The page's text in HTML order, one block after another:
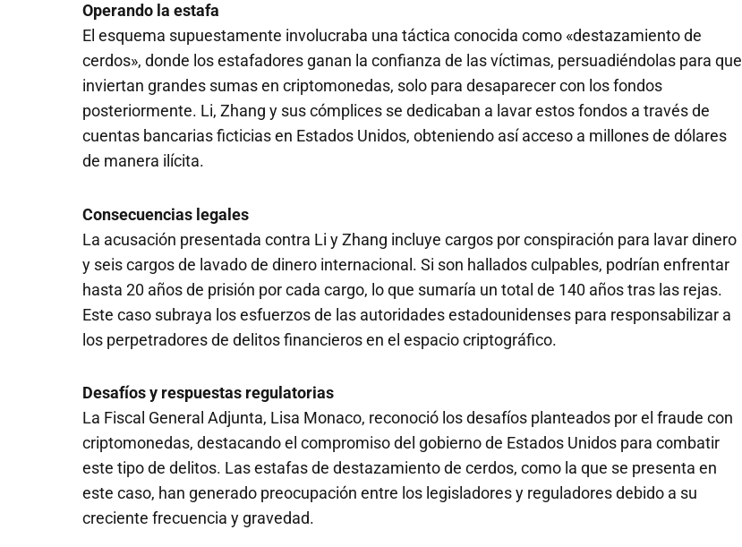
Operando la estafa
El esquema supuestamente involucraba una táctica conocida como «destazamiento de
cerdos», donde los estafadores ganan la confianza de las víctimas, persuadiéndolas para que
inviertan grandes sumas en criptomonedas, solo para desaparecer con los fondos
posteriormente. Li, Zhang y sus cómplices se dedicaban a lavar estos fondos a través de
cuentas bancarias ficticias en Estados Unidos, obteniendo así acceso a millones de dólares
de manera ilícita.
Consecuencias legales
La acusación presentada contra Li y Zhang incluye cargos por conspiración para lavar dinero
y seis cargos de lavado de dinero internacional. Si son hallados culpables, podrían enfrentar
hasta 20 años de prisión por cada cargo, lo que sumaría un total de 140 años tras las rejas.
Este caso subraya los esfuerzos de las autoridades estadounidenses para responsabilizar a
los perpetradores de delitos financieros en el espacio criptográfico.
Desafíos y respuestas regulatorias
La Fiscal General Adjunta, Lisa Monaco, reconoció los desafíos planteados por el fraude con
criptomonedas, destacando el compromiso del gobierno de Estados Unidos para combatir
este tipo de delitos. Las estafas de destazamiento de cerdos, como la que se presenta en
este caso, han generado preocupación entre los legisladores y reguladores debido a su
creciente frecuencia y gravedad.